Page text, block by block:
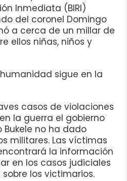
Inmediata (BIRI)
del coronel Domingo
a cerca de un millar de
ellos niñas, niños y
sigue en la
casos de violaciones
la guerra el gobierno
Bukele no ha dado
militares. Las víctimas
la información
en los casos judiciales
los victimarios.